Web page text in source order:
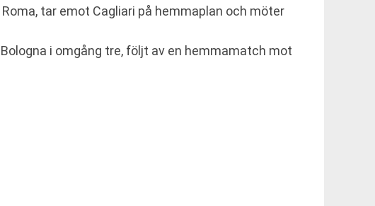
tar emot Cagliari på hemmaplan och möter
i omgång tre, följt av en hemmamatch mot